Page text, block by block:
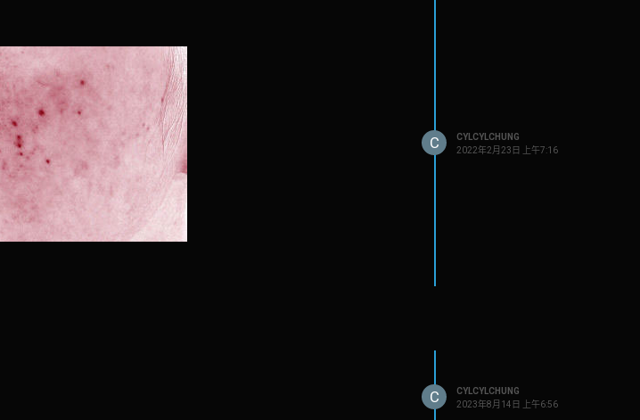
C
CYLCYLCHUNG
2022年2月23日 上午7:16
C
CYLCYLCHUNG
2023年8月14日 上午6:56